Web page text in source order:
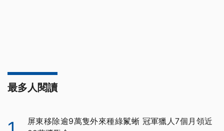
最多人閱讀
屏東移除逾9萬隻外來種綠鬣蜥 冠軍獵人7個月領近